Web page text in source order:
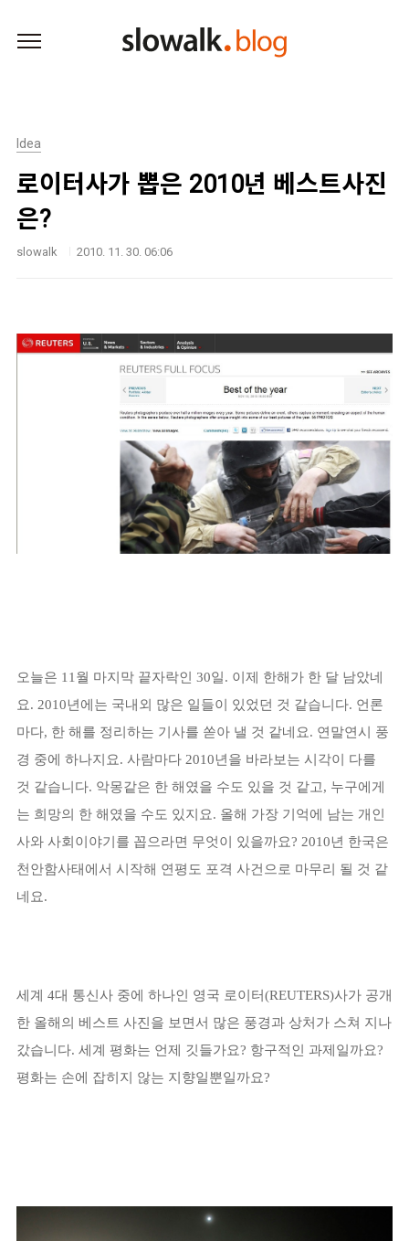
Idea
로이터사가 뽑은 2010년 베스트사진
은?
slowalk 2010. 11. 30. 06:06
오늘은 11월 마지막 끝자락인 30일. 이제 한해가 한 달 남았네
요. 2010년에는 국내외 많은 일들이 있었던 것 같습니다. 언론
마다, 한 해를 정리하는 기사를 쏟아 낼 것 같네요. 연말연시 풍
경 중에 하나지요. 사람마다 2010년을 바라보는 시각이 다를
것 같습니다. 악몽같은 한 해였을 수도 있을 것 같고, 누구에게
는 희망의 한 해였을 수도 있지요. 올해 가장 기억에 남는 개인
사와 사회이야기를 꼽으라면 무엇이 있을까요? 2010년 한국은
천안함사태에서 시작해 연평도 포격 사건으로 마무리 될 것 같
네요.
세계 4대 통신사 중에 하나인 영국 로이터(REUTERS)사가 공개
한 올해의 베스트 사진을 보면서 많은 풍경과 상처가 스쳐 지나
갔습니다. 세계 평화는 언제 깃들가요? 항구적인 과제일까요?
평화는 손에 잡히지 않는 지향일뿐일까요?